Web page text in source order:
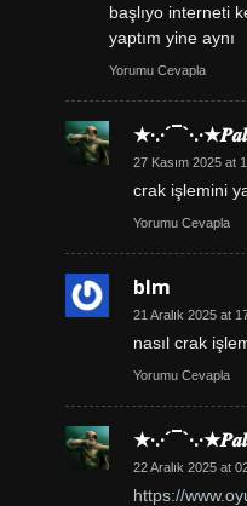
başlıyo interneti
yaptım yine aynı
Yorumu Cevapla
27 Kasım 2025 at
crak işlemini
Yorumu Cevapla
blm
21 Aralık 2025 at
nasıl crak
Yorumu Cevapla
22 Aralık 2025 at
https://